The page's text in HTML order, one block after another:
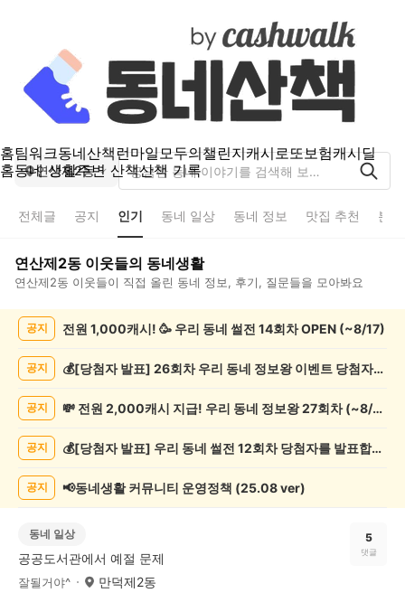
홈팀워크동네산책 런마일모두의챌린지캐시로또보험캐시딜
홈동네 생활주변 산책산책 기록
연산제2동
전체글 공지 인기 동네 일상 동네 정보 맛집 추천 분
연산제2동 이웃들의 동네생활
연산제2동 이웃들이 직접 올린 동네 정보, 후기, 질문들을 모아봐요
목
공지 전원 1,000캐시! 🥳 우리 동네 썰전 14회차 OPEN (~8/17)
공지 💰[당첨자 발표] 26회차 우리 동네 정보왕 이벤트 당첨자를 발표합니다!
공지 💸 전원 2,000캐시 지급! 우리 동네 정보왕 27회차 (~8/10)
공지 💰[당첨자 발표] 우리 동네 썰전 12회차 당첨자를 발표합니다!
공지 📢동네생활 커뮤니티 운영정책 (25.08 ver)
동네 일상
공공도서관에서 예절 문제
잘될거야^ 만덕제2동
5
댓글